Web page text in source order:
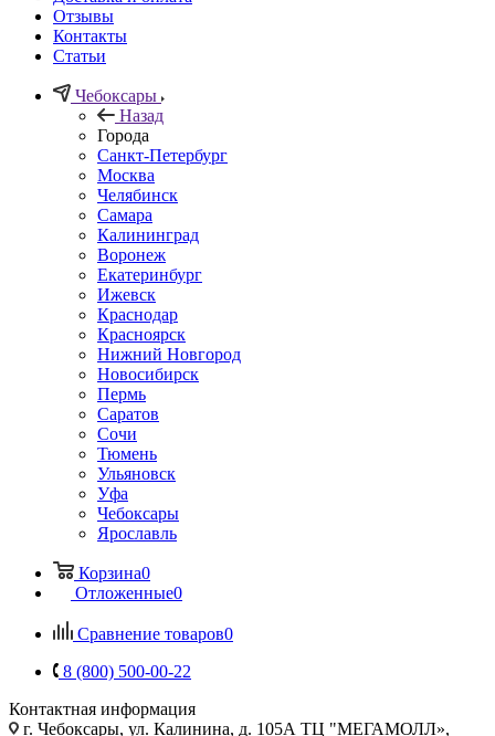
Отзывы
Контакты
Статьи
Чебоксары
Назад
Города
Санкт-Петербург
Москва
Челябинск
Самара
Калининград
Воронеж
Екатеринбург
Ижевск
Краснодар
Красноярск
Нижний Новгород
Новосибирск
Пермь
Саратов
Сочи
Тюмень
Ульяновск
Уфа
Чебоксары
Ярославль
Корзина0
Отложенные0
Сравнение товаров0
8 (800) 500-00-22
Контактная информация
г. Чебоксары, ул. Калинина, д. 105А ТЦ "МЕГАМОЛЛ»,